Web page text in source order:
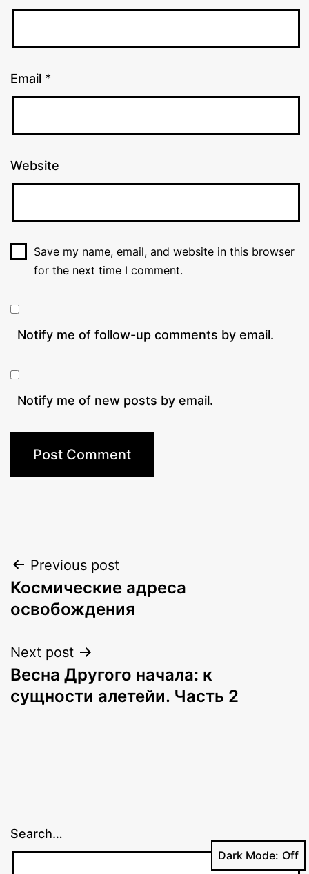
Email *
Website
Save my name, email, and website in this browser
for the next time I comment.
Notify me of follow-up comments by email.
Notify me of new posts by email.
Post
navigation
Previous post
Космические адреса
освобождения
Next post
Весна Другого начала: к
сущности алетейи. Часть 2
Search…
Dark Mode: